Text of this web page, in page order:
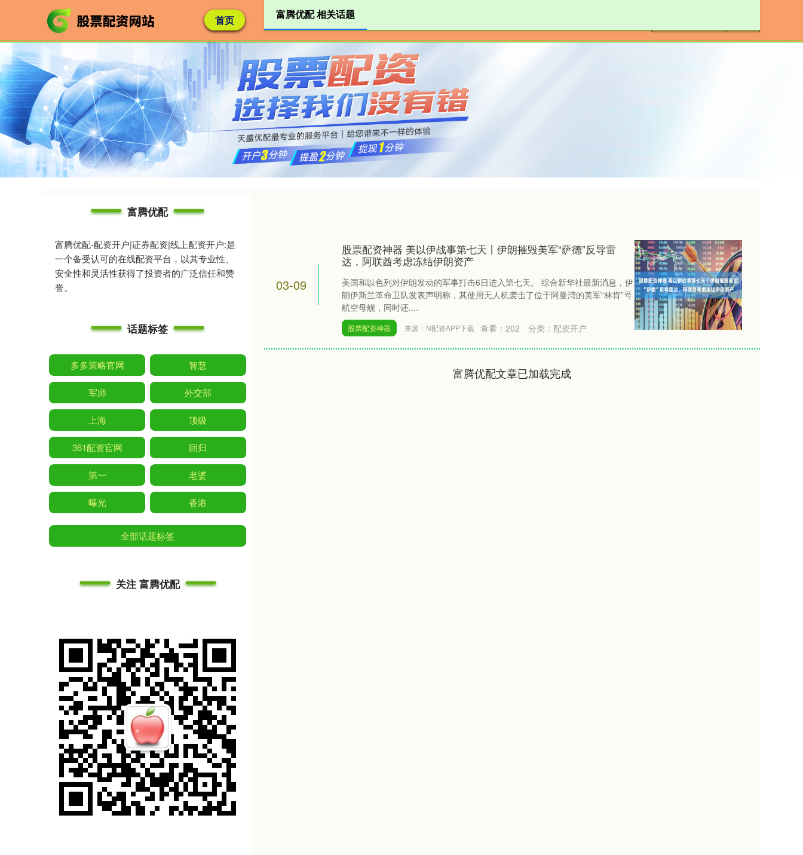
首页 富腾优配
富腾优配 相关话题
03-09
股票配资神器 美以伊战事第七天丨伊朗摧毁美军“萨德”反导雷
达，阿联酋考虑冻结伊朗资产
美国和以色列对伊朗发动的军事打击6日进入第七天。 综合新华社最新消息，伊
朗伊斯兰革命卫队发表声明称，其使用无人机袭击了位于阿曼湾的美军“林肯”号
航空母舰，同时还....
股票配资神器 来源：N配资APP下载 查看： 202 分类： 配资开户
富腾优配文章已加载完成
富腾优配
富腾优配-配资开户|证券配资|线上配资开户:是
一个备受认可的在线配资平台，以其专业性、
安全性和灵活性获得了投资者的广泛信任和赞
誉。
话题标签
多多策略官网 智慧
军师 外交部
上海 顶级
361配资官网 回归
第一 老婆
曝光 香港
全部话题标签
关注 富腾优配